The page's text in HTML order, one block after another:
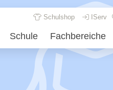
Schulshop IServ
Schule Fachbereiche